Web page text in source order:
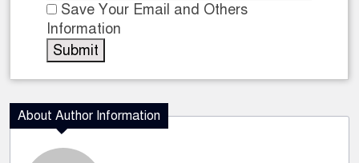
Save Your Email and Others
Information
About Author Information